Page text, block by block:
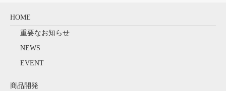
HOME
重要なお知らせ
NEWS
EVENT
商品開発